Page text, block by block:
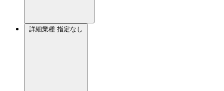
詳細業種 指定なし